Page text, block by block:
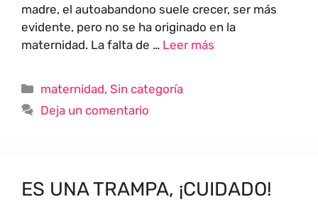
madre, el autoabandono suele crecer, ser más
evidente, pero no se ha originado en la
maternidad. La falta de … Leer más
maternidad,Sin categoría
Deja un comentario
ES UNA TRAMPA, ¡CUIDADO!